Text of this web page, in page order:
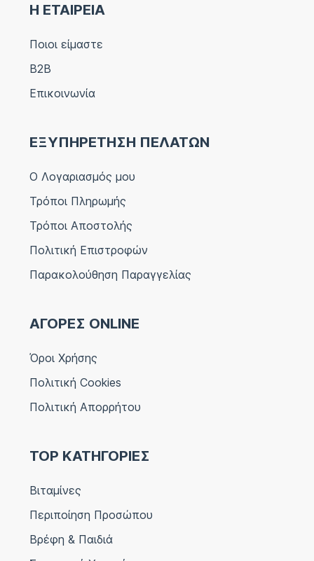
Η ΕΤΑΙΡΕΙΑ
Ποιοι είμαστε
B2B
Επικοινωνία
ΕΞΥΠΗΡΕΤΗΣΗ ΠΕΛΑΤΩΝ
Ο Λογαριασμός μου
Τρόποι Πληρωμής
Τρόποι Αποστολής
Πολιτική Επιστροφών
Παρακολούθηση Παραγγελίας
ΑΓΟΡΕΣ ONLINE
Όροι Χρήσης
Πολιτική Cookies
Πολιτική Απορρήτου
TOP ΚΑΤΗΓΟΡΙΕΣ
Βιταμίνες
Περιποίηση Προσώπου
Βρέφη & Παιδιά